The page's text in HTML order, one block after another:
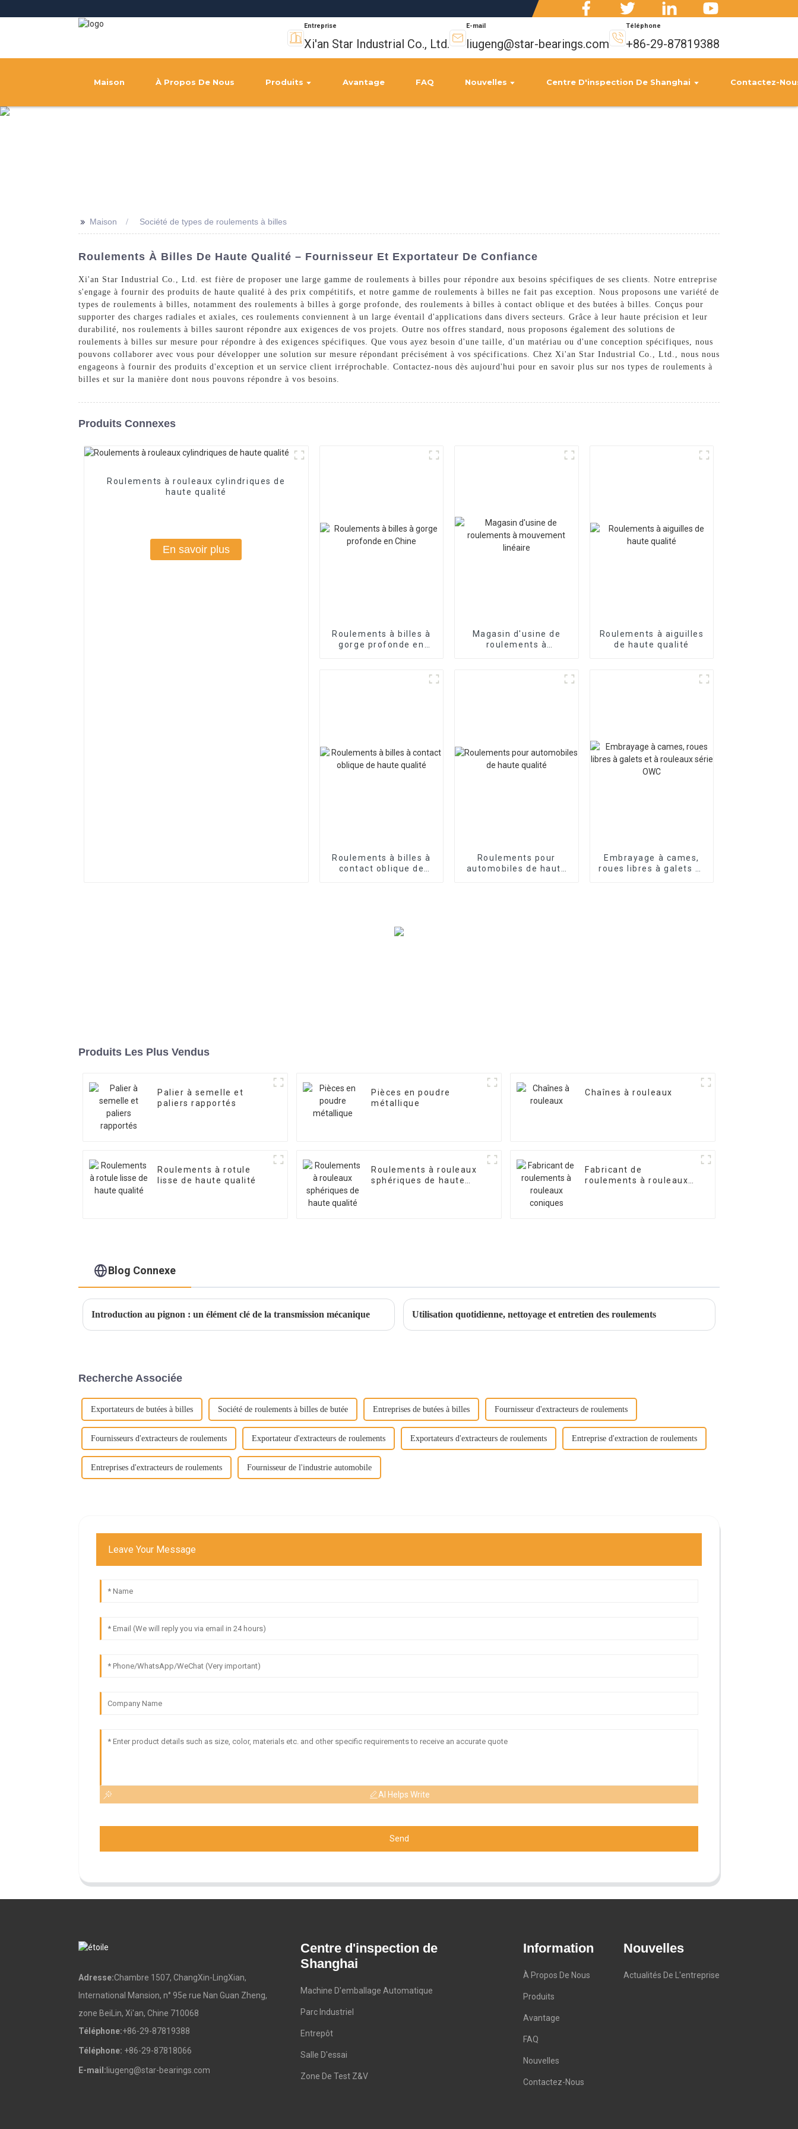
Entreprise
Xi'an Star Industrial Co., Ltd.
E-mail
liugeng@star-bearings.com
Téléphone
+86-29-87819388
Maison À Propos De Nous Produits Avantage FAQ Nouvelles Centre D'inspection De Shanghai Contactez-
>> Maison Société de types de roulements à billes
Roulements À Billes De Haute Qualité – Fournisseur Et Exportateur De Confiance
Xi'an Star Industrial Co., Ltd. est fière de proposer une large gamme de roulements à billes pour répondre aux besoins spécifiques de ses clients. Notre entreprise
s'engage à fournir des produits de haute qualité à des prix compétitifs, et notre gamme de roulements à billes ne fait pas exception. Nous proposons une variété de
types de roulements à billes, notamment des roulements à billes à gorge profonde, des roulements à billes à contact oblique et des butées à billes. Conçus pour
supporter des charges radiales et axiales, ces roulements conviennent à un large éventail d'applications dans divers secteurs. Grâce à leur haute précision et leur
durabilité, nos roulements à billes sauront répondre aux exigences de vos projets. Outre nos offres standard, nous proposons également des solutions de
roulements à billes sur mesure pour répondre à des exigences spécifiques. Que vous ayez besoin d'une taille, d'un matériau ou d'une conception spécifiques, nous
pouvons collaborer avec vous pour développer une solution sur mesure répondant précisément à vos spécifications. Chez Xi'an Star Industrial Co., Ltd., nous nous
engageons à fournir des produits d'exception et un service client irréprochable. Contactez-nous dès aujourd'hui pour en savoir plus sur nos types de roulements à
billes et sur la manière dont nous pouvons répondre à vos besoins.
Produits Connexes
Roulements à rouleaux cylindriques de
haute qualité
En savoir plus
Roulements à billes à
gorge profonde en
Magasin d'usine de
roulements à
Roulements à aiguilles
de haute qualité
Roulements à billes à
contact oblique de
Roulements pour
automobiles de haute
Embrayage à cames,
roues libres à galets et
Produits Les Plus Vendus
Palier à semelle et
paliers rapportés
Pièces en poudre
métallique
Chaînes à rouleaux
Roulements à rotule
lisse de haute qualité
Roulements à rouleaux
sphériques de haute
Fabricant de
roulements à rouleaux
Blog Connexe
Introduction au pignon : un élément clé de la transmission mécanique Utilisation quotidienne, nettoyage et entretien des roulements
Recherche Associée
Exportateurs de butées à billes Société de roulements à billes de butée Entreprises de butées à billes Fournisseur d'extracteurs de roulements
Fournisseurs d'extracteurs de roulements Exportateur d'extracteurs de roulements Exportateurs d'extracteurs de roulements Entreprise d'extraction de roulements
Entreprises d'extracteurs de roulements Fournisseur de l'industrie automobile
Leave Your Message
AI Helps Write
Send
Adresse:Chambre 1507, ChangXin-LingXian,
International Mansion, n° 95e rue Nan Guan Zheng,
zone BeiLin, Xi'an, Chine 710068
Téléphone:+86-29-87819388
Téléphone: +86-29-87818066
E-mail: liugeng@star-bearings.com
Centre d'inspection de
Shanghai
Machine D'emballage Automatique
Parc Industriel
Entrepôt
Salle D'essai
Zone De Test Z&V
Information
À Propos De Nous
Produits
Avantage
FAQ
Nouvelles
Contactez-Nous
Nouvelles
Actualités De L'entreprise